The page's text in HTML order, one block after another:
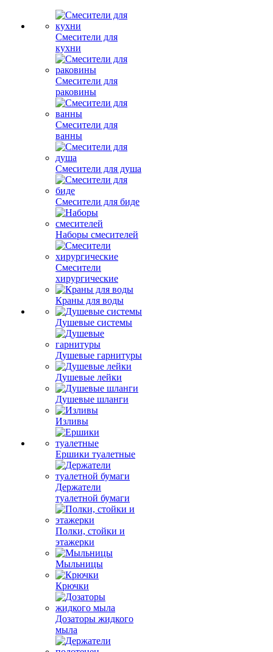
Смесители для
кухни
Смесители для
раковины
Смесители для
ванны
Смесители для душа
Смесители для биде
Наборы смесителей
Смесители
хирургические
Краны для воды
Душевые системы
Душевые гарнитуры
Душевые лейки
Душевые шланги
Изливы
Ершики туалетные
Держатели
туалетной бумаги
Полки, стойки и
этажерки
Мыльницы
Крючки
Дозаторы жидкого
мыла